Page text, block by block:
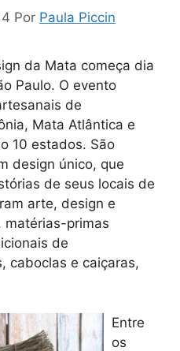
Por Paula Piccin
da Mata começa dia
Paulo. O evento
de
Mata Atlântica e
10 estados. São
design único, que
de seus locais de
arte, design e
matérias-primas
de
caboclas e caiçaras,
Entre
os